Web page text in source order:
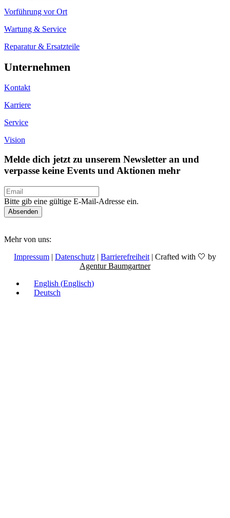
Vorführung vor Ort
Wartung & Service
Reparatur & Ersatzteile
Unternehmen
Kontakt
Karriere
Service
Vision
Melde dich jetzt zu unserem Newsletter an und
verpasse keine Events und Aktionen mehr
Bitte gib eine gültige E-Mail-Adresse ein.
Absenden
Mehr von uns:
Impressum | Datenschutz | Barrierefreiheit | Crafted with 🤍 by
Agentur Baumgartner
English (Englisch)
Deutsch